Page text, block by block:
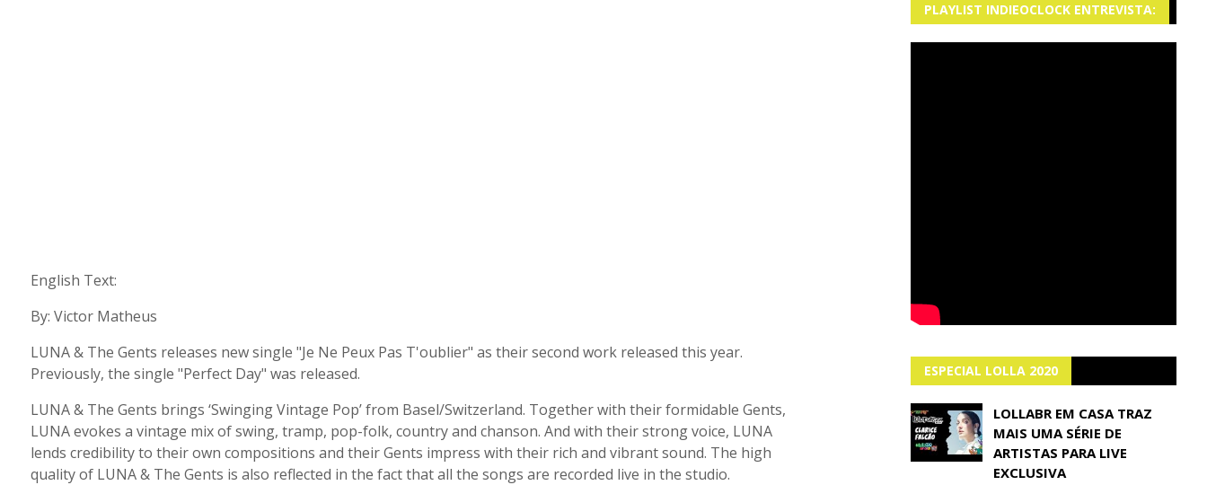
English Text:
By: Victor Matheus
LUNA & The Gents releases new single "Je Ne Peux Pas T'oublier" as their second work released this year.
Previously, the single "Perfect Day" was released.
LUNA & The Gents brings ‘Swinging Vintage Pop’ from Basel/Switzerland. Together with their formidable Gents,
LUNA evokes a vintage mix of swing, tramp, pop-folk, country and chanson. And with their strong voice, LUNA
lends credibility to their own compositions and their Gents impress with their rich and vibrant sound. The high
quality of LUNA & The Gents is also reflected in the fact that all the songs are recorded live in the studio.
PLAYLIST INDIEOCLOCK ENTREVISTA:
ESPECIAL LOLLA 2020
LOLLABR EM CASA TRAZ
MAIS UMA SÉRIE DE
ARTISTAS PARA LIVE
EXCLUSIVA